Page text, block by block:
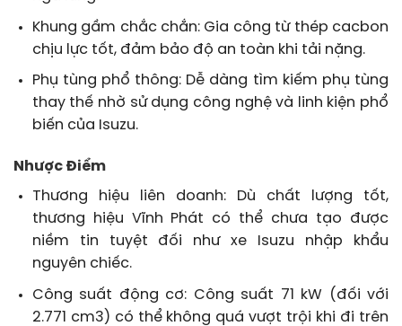
Khung gầm chắc chắn: Gia công từ thép cacbon
chịu lực tốt, đảm bảo độ an toàn khi tải nặng.
Phụ tùng phổ thông: Dễ dàng tìm kiếm phụ tùng
thay thế nhờ sử dụng công nghệ và linh kiện phổ
biến của Isuzu.
Nhược Điểm
Thương hiệu liên doanh: Dù chất lượng tốt,
thương hiệu Vĩnh Phát có thể chưa tạo được
niềm tin tuyệt đối như xe Isuzu nhập khẩu
nguyên chiếc.
Công suất động cơ: Công suất 71 kW (đối với
2.771 cm3) có thể không quá vượt trội khi đi trên